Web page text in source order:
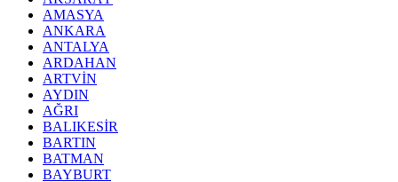
AMASYA
ANKARA
ANTALYA
ARDAHAN
ARTVİN
AYDIN
AĞRI
BALIKESİR
BARTIN
BATMAN
BAYBURT